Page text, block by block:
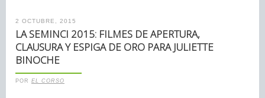
2 OCTUBRE, 2015
LA SEMINCI 2015: FILMES DE APERTURA,
CLAUSURA Y ESPIGA DE ORO PARA JULIETTE
BINOCHE
POR EL CORSO